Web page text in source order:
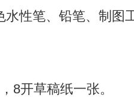
水性笔、铅笔、制图
8开草稿纸一张。